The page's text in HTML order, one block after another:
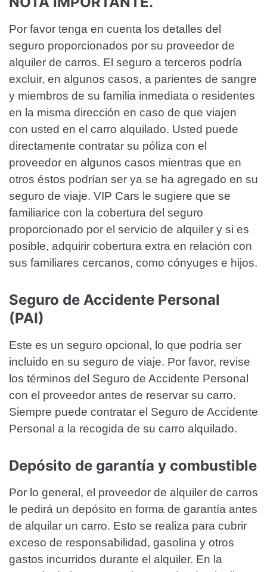
Por favor tenga en cuenta los detalles del
seguro proporcionados por su proveedor de
alquiler de carros. El seguro a terceros podría
excluir, en algunos casos, a parientes de sangre
y miembros de su familia inmediata o residentes
en la misma dirección en caso de que viajen
con usted en el carro alquilado. Usted puede
directamente contratar su póliza con el
proveedor en algunos casos mientras que en
otros éstos podrían ser ya se ha agregado en su
seguro de viaje. VIP Cars le sugiere que se
familiarice con la cobertura del seguro
proporcionado por el servicio de alquiler y si es
posible, adquirir cobertura extra en relación con
sus familiares cercanos, como cónyuges e hijos.
Seguro de Accidente Personal
(PAI)
Este es un seguro opcional, lo que podría ser
incluido en su seguro de viaje. Por favor, revise
los términos del Seguro de Accidente Personal
con el proveedor antes de reservar su carro.
Siempre puede contratar el Seguro de Accidente
Personal a la recogida de su carro alquilado.
Depósito de garantía y combustible
Por lo general, el proveedor de alquiler de carros
le pedirá un depósito en forma de garantía antes
de alquilar un carro. Esto se realiza para cubrir
exceso de responsabilidad, gasolina y otros
gastos incurridos durante el alquiler. En la